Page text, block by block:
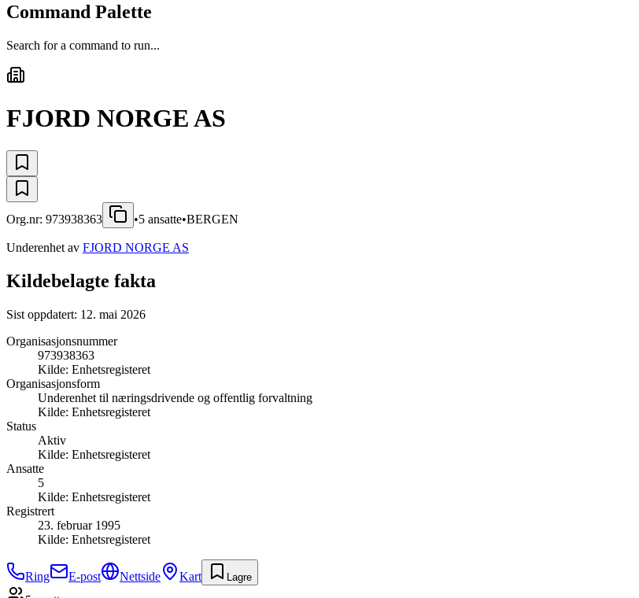
Command Palette
Search for a command to run...
FJORD NORGE AS
Org.nr: 973938363 •5 ansatte•BERGEN
Underenhet av FJORD NORGE AS
Kildebelagte fakta
Sist oppdatert: 12. mai 2026
Organisasjonsnummer
973938363
Kilde: Enhetsregisteret
Organisasjonsform
Underenhet til næringsdrivende og offentlig forvaltning
Kilde: Enhetsregisteret
Status
Aktiv
Kilde: Enhetsregisteret
Ansatte
5
Kilde: Enhetsregisteret
Registrert
23. februar 1995
Kilde: Enhetsregisteret
Ring E-post Nettside Kart Lagre